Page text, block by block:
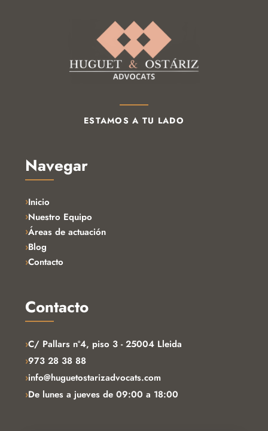
ESTAMOS A TU LADO
Navegar
Inicio
Nuestro Equipo
Áreas de actuación
Blog
Contacto
Contacto
›C/ Pallars nº4, piso 3 - 25004 Lleida
›973 28 38 88
›info@huguetostarizadvocats.com
›De lunes a jueves de 09:00 a 18:00